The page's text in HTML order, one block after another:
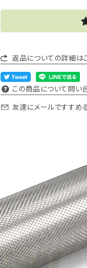
返品についての詳細は
この商品について問い
友達にメールですすめ